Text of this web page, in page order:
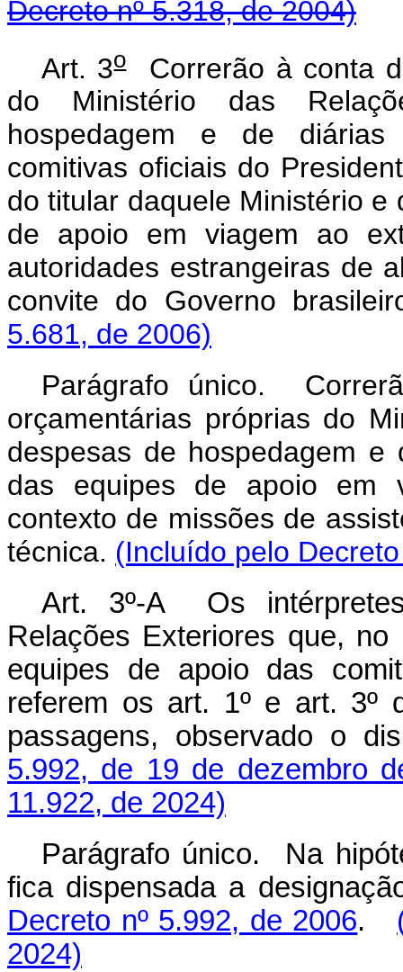
Decreto nº 5.318, de 2004)
Art. 3oCorrerão à conta
do Ministério das
hospedagem e de diárias
comitivas oficiais do
do titular daquele Ministério
de apoio em viagem ao
autoridades estrangeiras de
convite do Governo
5.681, de 2006)
Parágrafo único.
orçamentárias próprias do
despesas de hospedagem e
das equipes de apoio em
contexto de missões de
técnica. (Incluído pelo
Art. 3º-A Os
Relações Exteriores que,
equipes de apoio das
referem os art. 1º e art. 3º
passagens, observado o
5.992, de 19 de dezembro
11.922, de 2024)
Parágrafo único. Na
fica dispensada a
Decreto nº 5.992, de 2006.
2024)